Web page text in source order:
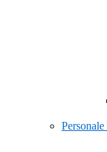
Personale